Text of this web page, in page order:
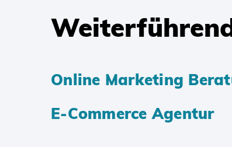
Online Marketing
E-Commerce Agentur